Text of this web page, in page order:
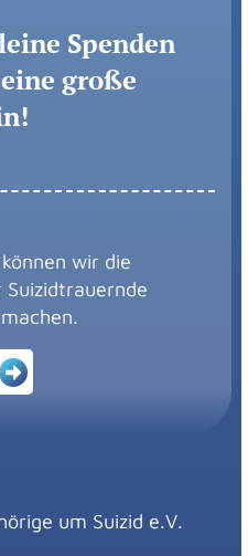
Spenden
große
wir die
um Suizid e.V.